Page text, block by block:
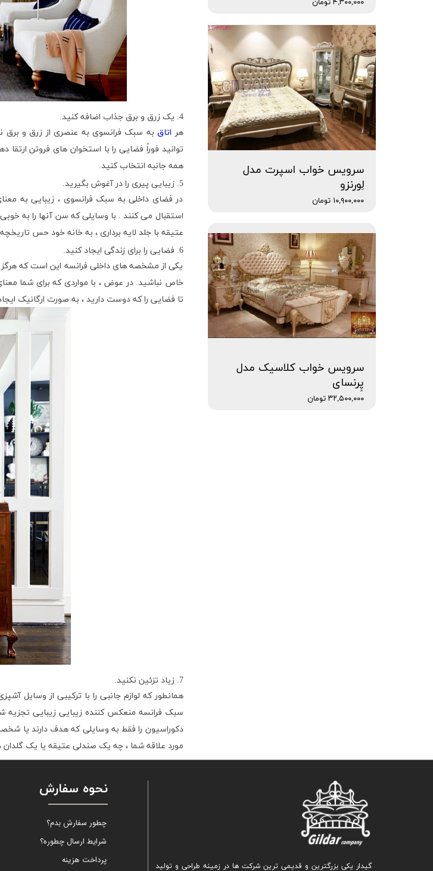
4. یک زرق و برق جذاب اضافه کنید.
هر اتاقبه سبک فرانسوی به عنصری از زرق و برق
توانید فوراً فضایی را با استخوان های فروتن
همه جانبه انتخاب کنید.
5. زیبایی پیری را در آغوش بگیرید.
در فضای داخلی به سبک فرانسوی ، زیبایی به
استقبال می کنند . با وسایلی که سن آنها را به
عتیقه با جلد لایه برداری ، به خانه خود حس
6. فضایی را برای زندگی ایجاد کنید.
یکی از مشخصه های داخلی فرانسه این است که هرگز
خاص نباشید. در عوض ، با مواردی که برای شما معنای
تا فضایی را که دوست دارید ، به صورت ارگانیک
7. زیاد تزئین نکنید.
همانطور که لوازم جانبی را با ترکیبی از وسایل
سبک فرانسه منعکس کننده زیبایی زیبایی
دکوراسیون را فقط به وسایلی که هدف دارند یا
مورد علاقه شما ، چه یک صندلی عتیقه یا یک
۴,۳۰۰,۰۰۰ تومان
سرویس خواب اسپرت مدل
لِورنزو
۱۰,۹۰۰,۰۰۰ تومان
سرویس خواب کلاسیک مدل
پِرنسای
۳۲,۵۰۰,۰۰۰ تومان
گیدار یکی بزرگترین و قدیمی ترین شرکت ها در زمینه طراحی و تولید
نحوه سفارش
چطور سفارش بدم؟
شرایط ارسال چطوره؟
پرداخت هزینه